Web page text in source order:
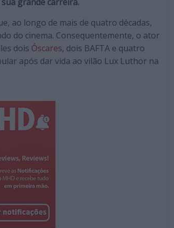
ao longo de mais de quatro décadas,
do cinema. Consequentemente, o ator
dois Óscares, dois BAFTA e quatro
após dar vida ao vilão Lux Luthor na